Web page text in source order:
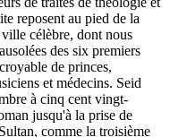
reposent au pied de la
célèbre, dont nous
des six premiers
de princes,
et médecins. Seid
à cinq cent vingt-
jusqu'à la prise de
comme la troisième